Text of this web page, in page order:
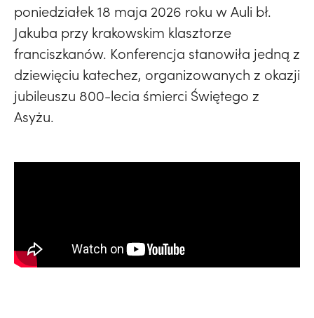
poniedziałek 18 maja 2026 roku w Auli bł.
Jakuba przy krakowskim klasztorze
franciszkanów. Konferencja stanowiła jedną z
dziewięciu katechez, organizowanych z okazji
jubileuszu 800-lecia śmierci Świętego z
Asyżu.